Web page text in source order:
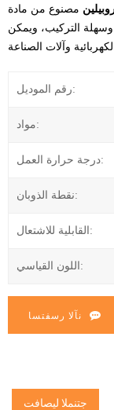
مصنوع من مادة PP جديدة وعالية الجودة
وسهلة التركيب، ويمكن
رقم الموديل:
مواد:
درجة حرارة العمل:
نقطة الذوبان:
القابلية للاشتعال:
اللون القياسي:
نآلا رسفتسا
جتنملا ليصافت